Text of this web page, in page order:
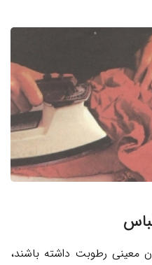
معینی رطوبت داشته باشند،